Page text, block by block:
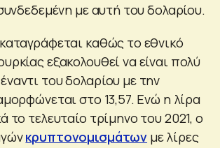
με αυτή του δολαρίου.
καθώς το εθνικό
εξακολουθεί να είναι πολύ
του δολαρίου με την
στο 13,57. Ενώ η λίρα
το τελευταίο τρίμηνο του 2021, ο
κρυπτονομισμάτων με λίρες